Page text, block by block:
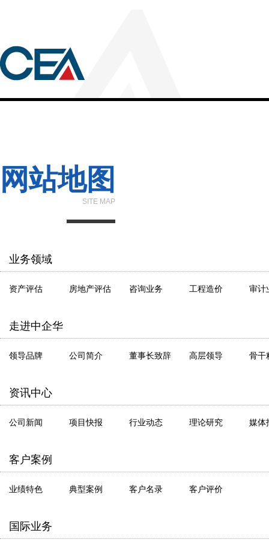
网站地图
SITE MAP
业务领域
资产评估 房地产评估 咨询业务 工程造价 审计
走进中企华
领导品牌 公司简介 董事长致辞 高层领导 骨干
资讯中心
公司新闻 项目快报 行业动态 理论研究 媒体
客户案例
业绩特色 典型案例 客户名录 客户评价
国际业务